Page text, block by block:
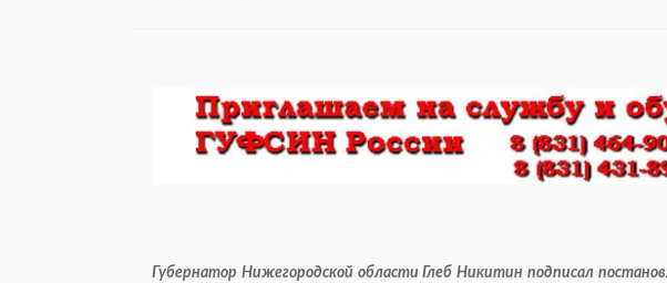
Губернатор Нижегородской области Глеб Никитин подписал